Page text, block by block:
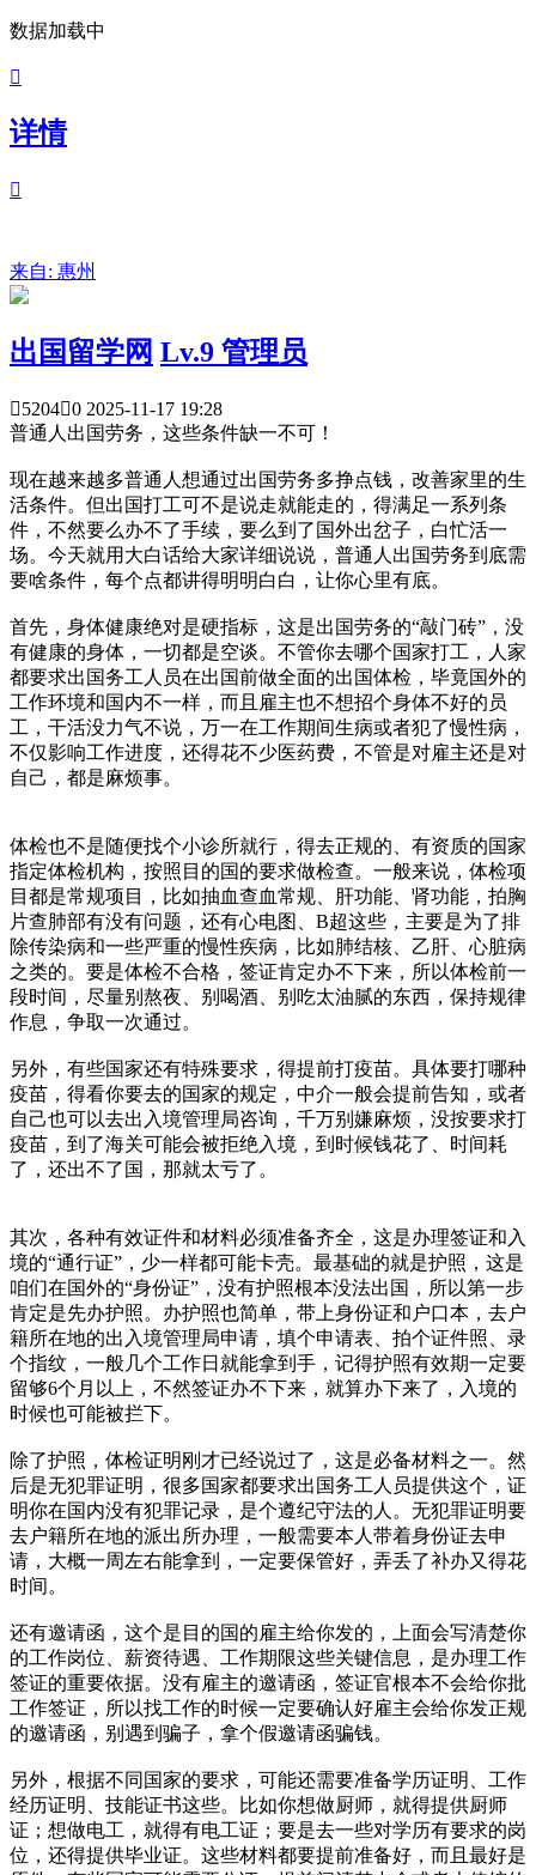
数据加载中

详情

来自: 惠州
出国留学网 Lv.9 管理员
52040 2025-11-17 19:28
普通人出国劳务，这些条件缺一不可！
现在越来越多普通人想通过出国劳务多挣点钱，改善家里的生
活条件。但出国打工可不是说走就能走的，得满足一系列条
件，不然要么办不了手续，要么到了国外出岔子，白忙活一
场。今天就用大白话给大家详细说说，普通人出国劳务到底需
要啥条件，每个点都讲得明明白白，让你心里有底。
首先，身体健康绝对是硬指标，这是出国劳务的“敲门砖”，没
有健康的身体，一切都是空谈。不管你去哪个国家打工，人家
都要求出国务工人员在出国前做全面的出国体检，毕竟国外的
工作环境和国内不一样，而且雇主也不想招个身体不好的员
工，干活没力气不说，万一在工作期间生病或者犯了慢性病，
不仅影响工作进度，还得花不少医药费，不管是对雇主还是对
自己，都是麻烦事。
体检也不是随便找个小诊所就行，得去正规的、有资质的国家
指定体检机构，按照目的国的要求做检查。一般来说，体检项
目都是常规项目，比如抽血查血常规、肝功能、肾功能，拍胸
片查肺部有没有问题，还有心电图、B超这些，主要是为了排
除传染病和一些严重的慢性疾病，比如肺结核、乙肝、心脏病
之类的。要是体检不合格，签证肯定办不下来，所以体检前一
段时间，尽量别熬夜、别喝酒、别吃太油腻的东西，保持规律
作息，争取一次通过。
另外，有些国家还有特殊要求，得提前打疫苗。具体要打哪种
疫苗，得看你要去的国家的规定，中介一般会提前告知，或者
自己也可以去出入境管理局咨询，千万别嫌麻烦，没按要求打
疫苗，到了海关可能会被拒绝入境，到时候钱花了、时间耗
了，还出不了国，那就太亏了。
其次，各种有效证件和材料必须准备齐全，这是办理签证和入
境的“通行证”，少一样都可能卡壳。最基础的就是护照，这是
咱们在国外的“身份证”，没有护照根本没法出国，所以第一步
肯定是先办护照。办护照也简单，带上身份证和户口本，去户
籍所在地的出入境管理局申请，填个申请表、拍个证件照、录
个指纹，一般几个工作日就能拿到手，记得护照有效期一定要
留够6个月以上，不然签证办不下来，就算办下来了，入境的
时候也可能被拦下。
除了护照，体检证明刚才已经说过了，这是必备材料之一。然
后是无犯罪证明，很多国家都要求出国务工人员提供这个，证
明你在国内没有犯罪记录，是个遵纪守法的人。无犯罪证明要
去户籍所在地的派出所办理，一般需要本人带着身份证去申
请，大概一周左右能拿到，一定要保管好，弄丢了补办又得花
时间。
还有邀请函，这个是目的国的雇主给你发的，上面会写清楚你
的工作岗位、薪资待遇、工作期限这些关键信息，是办理工作
签证的重要依据。没有雇主的邀请函，签证官根本不会给你批
工作签证，所以找工作的时候一定要确认好雇主会给你发正规
的邀请函，别遇到骗子，拿个假邀请函骗钱。
另外，根据不同国家的要求，可能还需要准备学历证明、工作
经历证明、技能证书这些。比如你想做厨师，就得提供厨师
证；想做电工，就得有电工证；要是去一些对学历有要求的岗
位，还得提供毕业证。这些材料都要提前准备好，而且最好是